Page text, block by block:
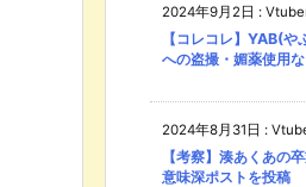
2024年9月2日 :
【コレコレ】YAB(
への盗撮・媚薬使用
2024年8月31日 :
【考察】湊あくあの
意味深ポストを投稿